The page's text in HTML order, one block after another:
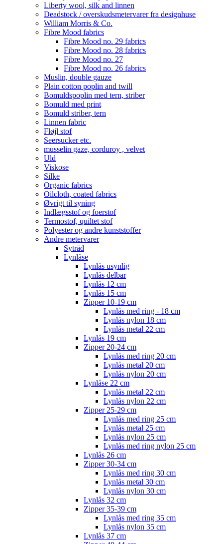
Liberty wool, silk and linnen
Deadstock / overskudsmetervarer fra designhuse
William Morris & Co.
Fibre Mood fabrics
Fibre Mood no. 29 fabrics
Fibre Mood no. 28 fabrics
Fibre Mood no. 27
Fibre Mood no. 26 fabrics
Muslin, double gauze
Plain cotton poplin and twill
Bomuldspoplin med tern, striber
Bomuld med print
Bomuld striber, tern
Linnen fabric
Fløjl stof
Seersucker etc.
musselin gaze, corduroy , velvet
Uld
Viskose
Silke
Organic fabrics
Oilcloth, coated fabrics
Øvrigt til syning
Indlægsstof og foerstof
Termostof, quiltet stof
Polyester og andre kunststoffer
Andre metervarer
Sytråd
Lynlåse
Lynlås usynlig
Lynlås delbar
Lynlås 12 cm
Lynlås 15 cm
Zipper 10-19 cm
Lynlås med ring - 18 cm
Lynlås nylon 18 cm
Lynlås metal 22 cm
Lynlås 19 cm
Zipper 20-24 cm
Lynlås med ring 20 cm
Lynlås metal 20 cm
Lynlås nylon 20 cm
Lynlåse 22 cm
Lynlås metal 22 cm
Lynlås nylon 22 cm
Zipper 25-29 cm
Lynlås med ring 25 cm
Lynlås metal 25 cm
Lynlås nylon 25 cm
Lynlås med ring nylon 25 cm
Lynlås 26 cm
Zipper 30-34 cm
Lynlås med ring 30 cm
Lynlås metal 30 cm
Lynlås nylon 30 cm
Lynlås 32 cm
Zipper 35-39 cm
Lynlås med ring 35 cm
Lynlås nylon 35 cm
Lynlås 37 cm